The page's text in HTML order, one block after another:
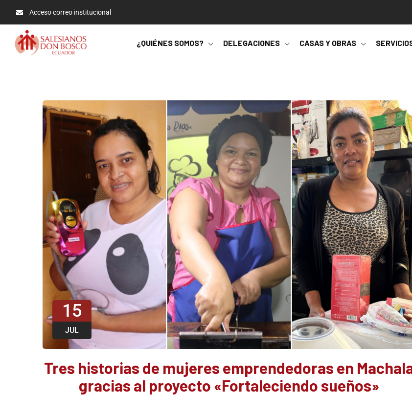
Acceso correo institucional
¿QUIÉNES SOMOS? DELEGACIONES CASAS Y OBRAS
15
JUL
Tres historias de mujeres emprendedoras en
gracias al proyecto «Fortaleciendo sueños»